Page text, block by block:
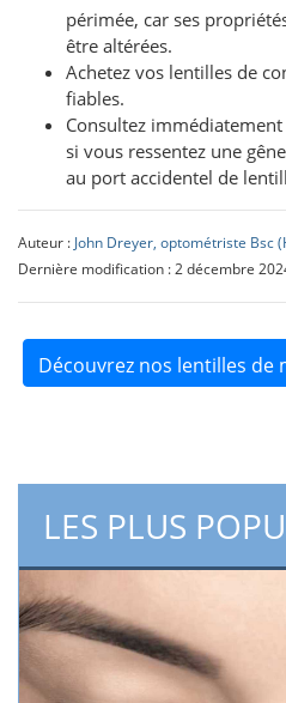
périmée, car ses
être altérées.
Achetez vos lentilles de
fiables.
Consultez
si vous ressentez une
au port accidentel de
Auteur : John Dreyer, optométriste Bsc
Dernière modification : 2 décembre
Découvrez nos lentilles
LES PLUS